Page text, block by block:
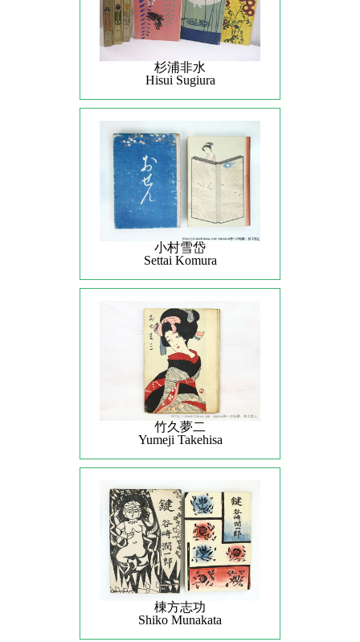
杉浦非水
Hisui Sugiura
小村雪岱
Settai Komura
竹久夢二
Yumeji Takehisa
棟方志功
Shiko Munakata